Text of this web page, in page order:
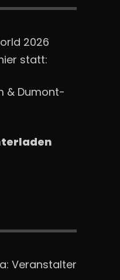
2026
statt:
& Dumont-
Veranstalter